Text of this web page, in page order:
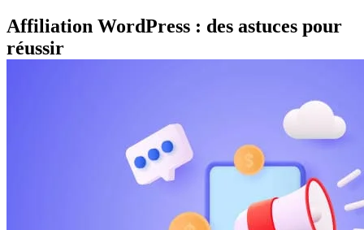
Affiliation WordPress : des astuces pour
réussir